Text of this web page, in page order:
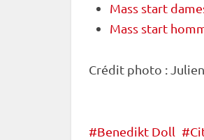
Mass start
Mass start
Crédit photo :
Benedikt Doll